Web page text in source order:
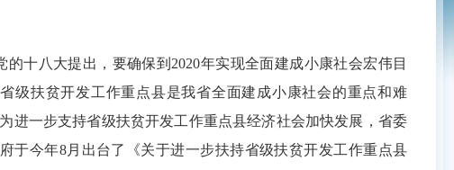
十八大提出，要确保到2020年实现全面建成小康社会宏伟目
级扶贫开发工作重点县是我省全面建成小康社会的重点和难
进一步支持省级扶贫开发工作重点县经济社会加快发展，省委
于今年8月出台了《关于进一步扶持省级扶贫开发工作重点县